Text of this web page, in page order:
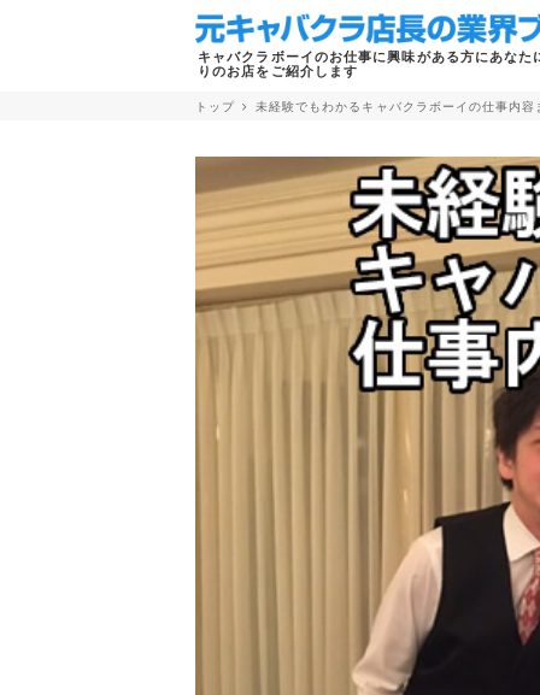
キャバクラボーイのお仕事に興味がある方にあなた
りのお店をご紹介します
トップ 未経験でもわかるキャバクラボーイの仕事内容